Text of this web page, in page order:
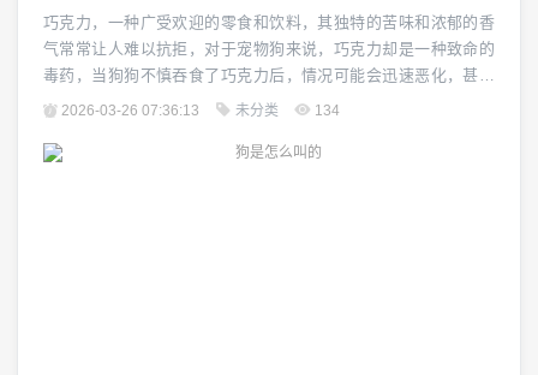
巧克力，一种广受欢迎的零食和饮料，其独特的苦味和浓郁的香
气常常让人难以抗拒，对于宠物狗来说，巧克力却是一种致命的
毒药，当狗狗不慎吞食了巧克力后，情况可能会迅速恶化，甚至
可能导致死亡,了解巧克力对狗狗的危害以及如何应对这种情况至
的主要成分是可可碱（Theobromine），这是一种中枢神经兴奋
2026-03-26 07:36:13 未分类 134